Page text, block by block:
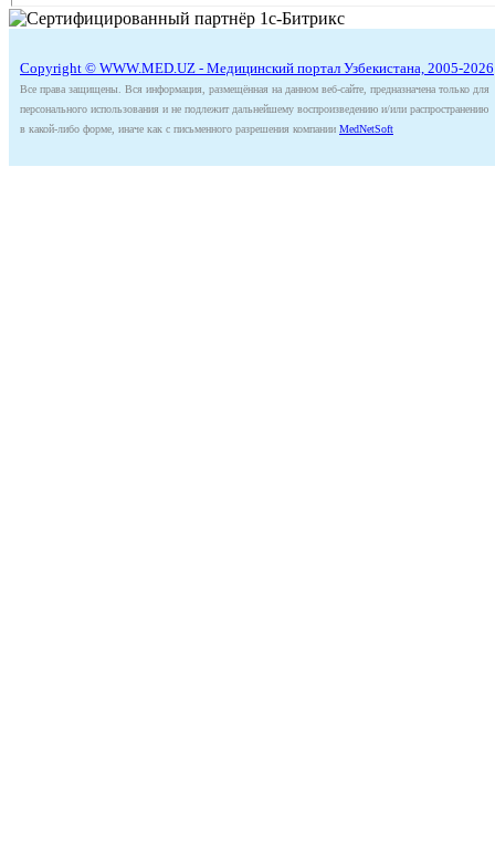
Copyright © WWW.MED.UZ - Медицинский портал Узбекистана, 2005-2026
Все права защищены. Вся информация, размещённая на данном веб-сайте, предназначена только для
персонального использования и не подлежит дальнейшему воспроизведению и/или распространению
в какой-либо форме, иначе как с письменного разрешения компании MedNetSoft